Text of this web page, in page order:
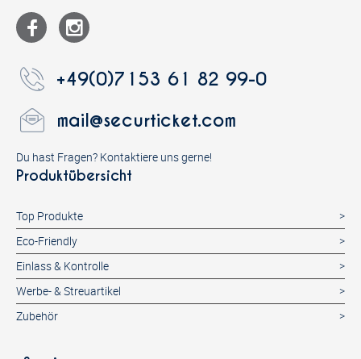
+49(0)7153 61 82 99-0
mail@securticket.com
Du hast Fragen? Kontaktiere uns gerne!
Produktübersicht
Top Produkte
Eco-Friendly
Einlass & Kontrolle
Werbe- & Streuartikel
Zubehör